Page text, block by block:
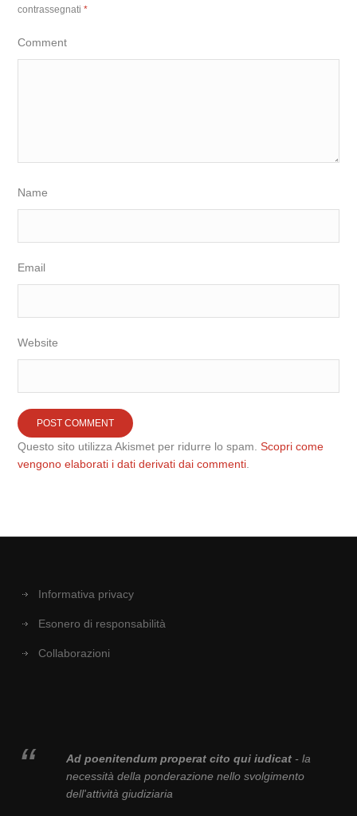
contrassegnati*
Comment
Name
Email
Website
Questo sito utilizza Akismet per ridurre lo spam.Scopri come
vengono elaborati i dati derivati dai commenti
Informativa privacy
Esonero di responsabilità
Collaborazioni
Ad poenitendum properat cito qui iudicat- la
necessità della ponderazione nello svolgimento
dell'attività giudiziaria